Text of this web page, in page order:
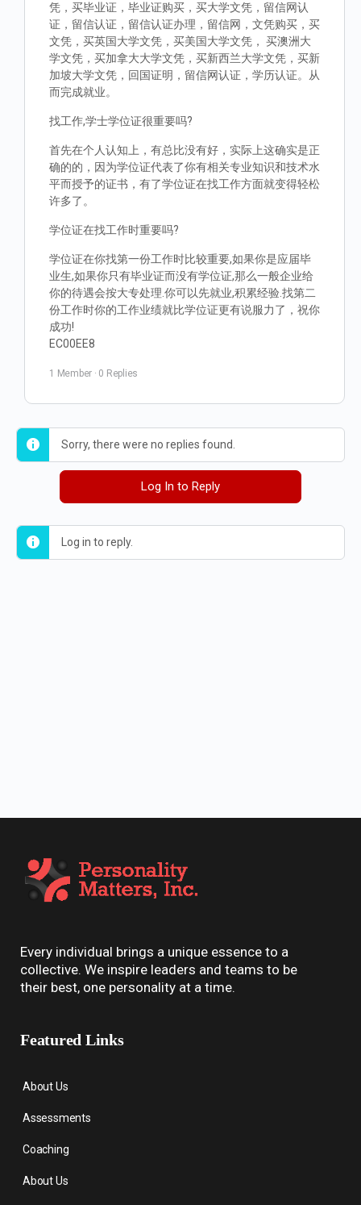
凭，买毕业证，毕业证购买，买大学文凭，留信网认
证，留信认证，留信认证办理，留信网，文凭购买，买
文凭，买英国大学文凭，买美国大学文凭， 买澳洲大
学文凭，买加拿大大学文凭，买新西兰大学文凭，买新
加坡大学文凭，回国证明，留信网认证，学历认证。从
而完成就业。
找工作,学士学位证很重要吗?
首先在个人认知上，有总比没有好，实际上这确实是正
确的的，因为学位证代表了你有相关专业知识和技术水
平而授予的证书，有了学位证在找工作方面就变得轻松
许多了。
学位证在找工作时重要吗?
学位证在你找第一份工作时比较重要,如果你是应届毕
业生,如果你只有毕业证而没有学位证,那么一般企业给
你的待遇会按大专处理.你可以先就业,积累经验.找第二
份工作时你的工作业绩就比学位证更有说服力了，祝你
成功!
EC00EE8
1 Member · 0 Replies
Sorry, there were no replies found.
Log In to Reply
Log in to reply.
Every individual brings a unique essence to a
collective. We inspire leaders and teams to be
their best, one personality at a time.
Featured Links
About Us
Assessments
Coaching
About Us